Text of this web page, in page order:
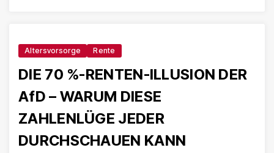
Altersvorsorge Rente
DIE 70 %-RENTEN-ILLUSION DER
AfD – WARUM DIESE
ZAHLENLÜGE JEDER
DURCHSCHAUEN KANN